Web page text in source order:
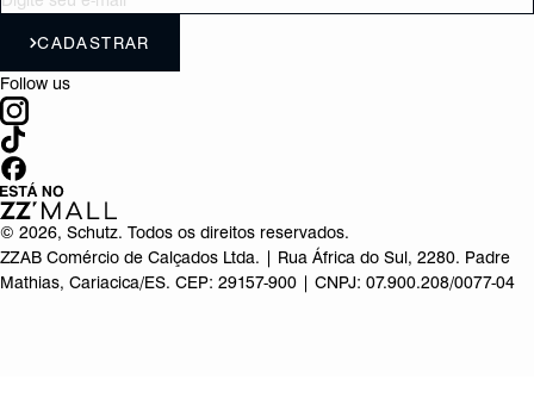
CADASTRAR
Follow us
© 2026, Schutz. Todos os direitos reservados.
ZZAB Comércio de Calçados Ltda. | Rua África do Sul, 2280. Padre
Mathias, Cariacica/ES. CEP: 29157-900 | CNPJ: 07.900.208/0077-04